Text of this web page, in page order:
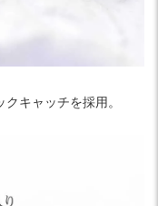
キャッチを採用。